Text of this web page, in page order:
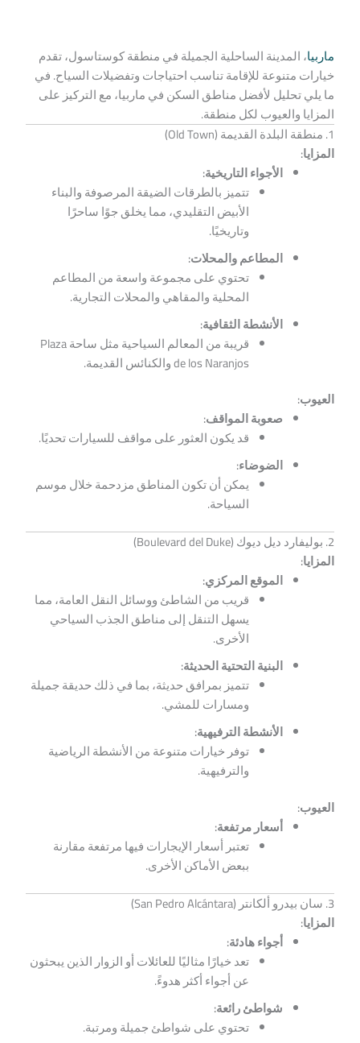
ماربيا، المدينة الساحلية الجميلة في منطقة كوستاسول، تقدم
خيارات متنوعة للإقامة تناسب احتياجات وتفضيلات السياح. في
ما يلي تحليل لأفضل مناطق السكن في ماربيا، مع التركيز على
المزايا والعيوب لكل منطقة.
المزايا:
الأجواء التاريخية:
تتميز بالطرقات الضيقة المرصوفة والبناء
الأبيض التقليدي، مما يخلق جوًا ساحرًا
وتاريخيًا.
المطاعم والمحلات:
تحتوي على مجموعة واسعة من المطاعم
المحلية والمقاهي والمحلات التجارية.
الأنشطة الثقافية:
قريبة من المعالم السياحية مثل ساحة Plaza
de los Naranjos والكنائس القديمة.
العيوب:
صعوبة المواقف:
قد يكون العثور على مواقف للسيارات تحديًا.
الضوضاء:
يمكن أن تكون المناطق مزدحمة خلال موسم
السياحة.
المزايا:
الموقع المركزي:
قريب من الشاطئ ووسائل النقل العامة، مما
يسهل التنقل إلى مناطق الجذب السياحي
الأخرى.
البنية التحتية الحديثة:
تتميز بمرافق حديثة، بما في ذلك حديقة جميلة
ومسارات للمشي.
الأنشطة الترفيهية:
توفر خيارات متنوعة من الأنشطة الرياضية
والترفيهية.
العيوب:
أسعار مرتفعة:
تعتبر أسعار الإيجارات فيها مرتفعة مقارنة
ببعض الأماكن الأخرى.
المزايا:
أجواء هادئة:
تعد خيارًا مثاليًا للعائلات أو الزوار الذين يبحثون
عن أجواء أكثر هدوءً.
شواطئ رائعة:
تحتوي على شواطئ جميلة ومرتبة.